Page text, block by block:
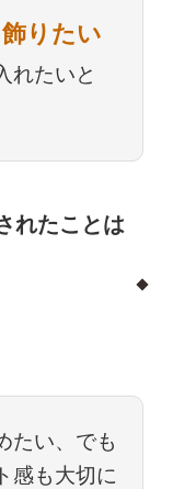
りたい
れたいと
れたことは
たい、でも
感も大切に